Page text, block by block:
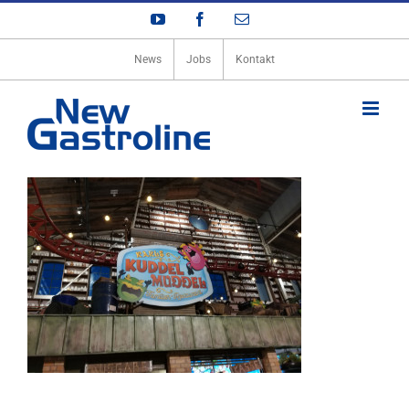
Zum
YouTube Facebook
E-
News Jobs Kontakt